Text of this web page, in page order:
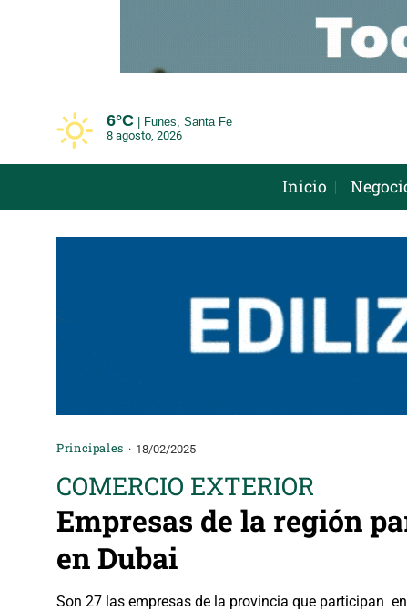
6°C
Funes, Santa Fe
8 agosto, 2026
Inicio
Principales 18/02/2025
COMERCIO EXTERIOR
Empresas de la región
en Dubai
Son 27 las empresas de la provincia que participan